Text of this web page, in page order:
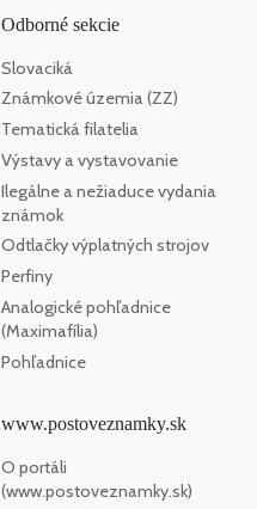
Odborné sekcie
Slovaciká
Známkové územia (ZZ)
Tematická filatelia
Výstavy a vystavovanie
Ilegálne a nežiaduce vydania
známok
Odtlačky výplatných strojov
Perfiny
Analogické pohľadnice
(Maximafília)
Pohľadnice
www.postoveznamky.sk
O portáli
(www.postoveznamky.sk)